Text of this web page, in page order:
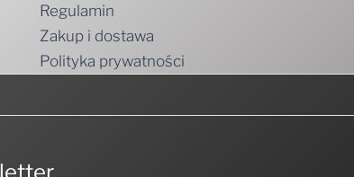
Regulamin
Zakup i dostawa
Polityka prywatności